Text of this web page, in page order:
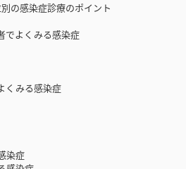
の感染症診療のポイント
よくみる感染症
みる感染症
染症